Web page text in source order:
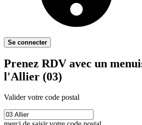
Se connecter
Prenez RDV avec un
l'Allier (03)
Valider votre code postal